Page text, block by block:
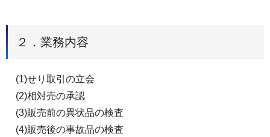
２．業務内容
(1)せり取引の立会
(2)相対売の承認
(3)販売前の異状品の検査
(4)販売後の事故品の検査